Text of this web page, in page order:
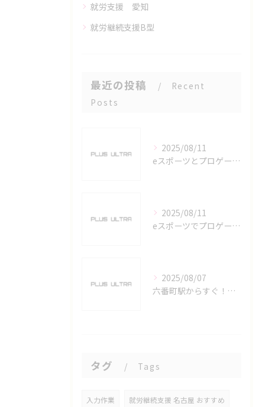
就労支援 愛知
就労継続支援B型
最近の投稿
Recent
Posts
2025/08/11
eスポーツとプロゲーマーを六番町駅で目指すための実践ガイド
2025/08/11
eスポーツでプロゲーマーを目指す愛知県名古屋市の最新キャリアガイド
2025/08/07
六番町駅からすぐ！名古屋のeスポーツ施設で快適なプレイ環境を確保
タグ Tags
入力作業 就労継続支援 名古屋 おすすめ